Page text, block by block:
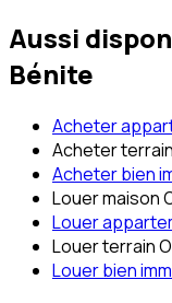
Aussi
Bénite
Acheter
Acheter
Acheter bien
Louer maison
Louer
Louer terrain
Louer bien